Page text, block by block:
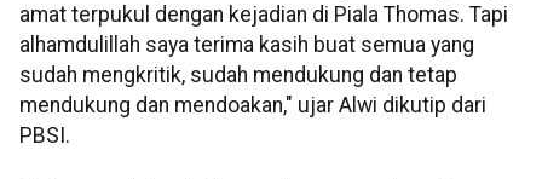
amat terpukul dengan kejadian di Piala Thomas. Tapi
alhamdulillah saya terima kasih buat semua yang
sudah mengkritik, sudah mendukung dan tetap
mendukung dan mendoakan," ujar Alwi dikutip dari
PBSI.